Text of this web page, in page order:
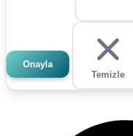
Onayla
Temizle